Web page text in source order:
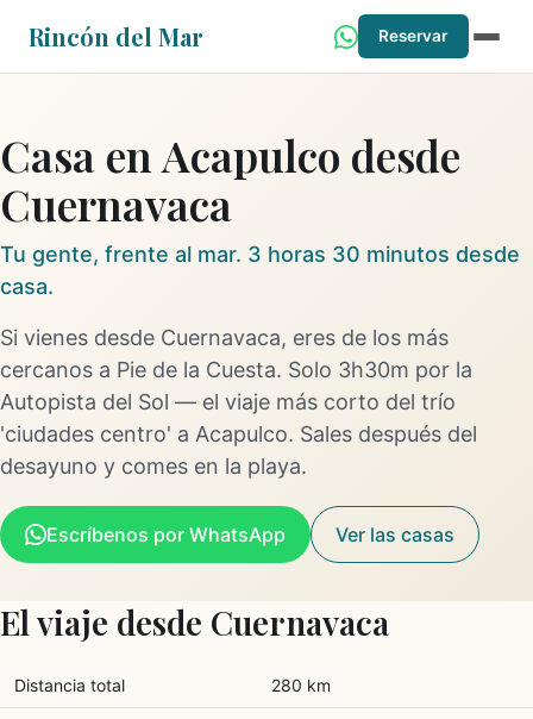
Rincón del Mar Reservar
Casa en Acapulco desde
Cuernavaca
Tu gente, frente al mar. 3 horas 30 minutos desde
casa.
Si vienes desde Cuernavaca, eres de los más
cercanos a Pie de la Cuesta. Solo 3h30m por la
Autopista del Sol — el viaje más corto del trío
'ciudades centro' a Acapulco. Sales después del
desayuno y comes en la playa.
Escríbenos por WhatsApp Ver las casas
El viaje desde Cuernavaca
Distancia total 280 km